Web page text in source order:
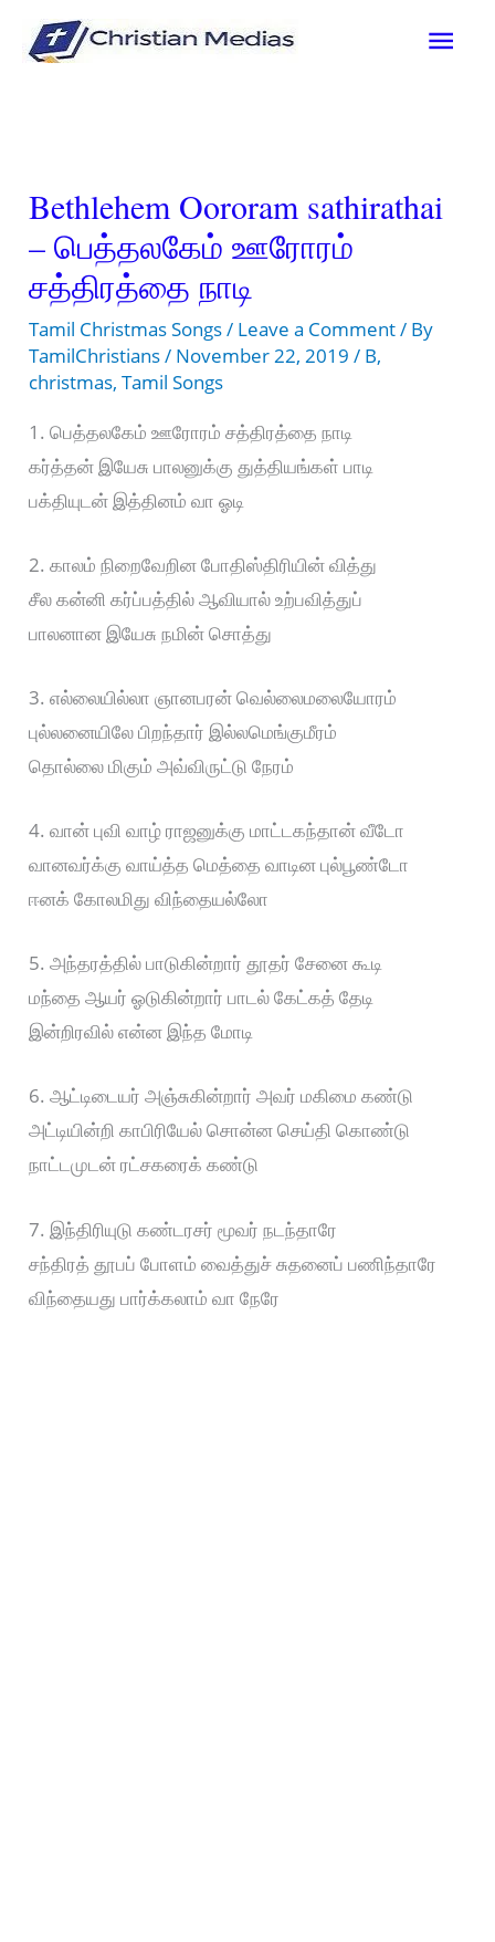
Bethlehem Oororam sathirathai
– பெத்தலகேம் ஊரோரம்
சத்திரத்தை நாடி
Tamil Christmas Songs/ Leave a Comment/ By
TamilChristians/ November 22, 2019/ B,
christmas,Tamil Songs
1. பெத்தலகேம் ஊரோரம் சத்திரத்தை நாடி
கர்த்தன் இயேசு பாலனுக்கு துத்தியங்கள் பாடி
பக்தியுடன் இத்தினம் வா ஓடி
2. காலம் நிறைவேறின போதிஸ்திரியின் வித்து
சீல கன்னி கர்ப்பத்தில் ஆவியால் உற்பவித்துப்
பாலனான இயேசு நமின் சொத்து
3. எல்லையில்லா ஞானபரன் வெல்லைமலையோரம்
புல்லனையிலே பிறந்தார் இல்லமெங்குமீரம்
தொல்லை மிகும் அவ்விருட்டு நேரம்
4. வான் புவி வாழ் ராஜனுக்கு மாட்டகந்தான் வீடோ
வானவர்க்கு வாய்த்த மெத்தை வாடின புல்பூண்டோ
ஈனக் கோலமிது விந்தையல்லோ
5. அந்தரத்தில் பாடுகின்றார் தூதர் சேனை கூடி
மந்தை ஆயர் ஓடுகின்றார் பாடல் கேட்கத் தேடி
இன்றிரவில் என்ன இந்த மோடி
6. ஆட்டிடையர் அஞ்சுகின்றார் அவர் மகிமை கண்டு
அட்டியின்றி காபிரியேல் சொன்ன செய்தி கொண்டு
நாட்டமுடன் ரட்சகரைக் கண்டு
7. இந்திரியுடு கண்டரசர் மூவர் நடந்தாரே
சந்திரத் தூபப் போளம் வைத்துச் சுதனைப் பணிந்தாரே
விந்தையது பார்க்கலாம் வா நேரே